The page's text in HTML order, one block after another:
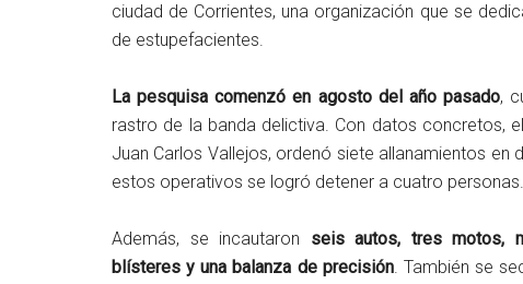
ciudad de Corrientes, una organización que se
de estupefacientes.
La pesquisa comenzó en agosto del año pasado,
rastro de la banda delictiva. Con datos concretos,
Juan Carlos Vallejos, ordenó siete allanamientos
estos operativos se logró detener a cuatro personas.
Además, se incautaron seis autos, tres motos,
blísteres y una balanza de precisión. También se